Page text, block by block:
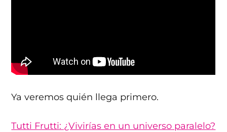
Ya veremos quién llega primero.
Tutti Frutti: ¿Vivirías en un universo paralelo?